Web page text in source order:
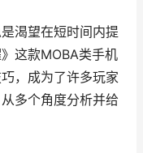
渴望在短时间内提
这款MOBA类手机
，成为了许多玩家
多个角度分析并给